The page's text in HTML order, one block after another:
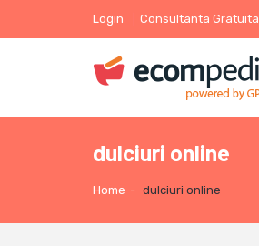
Login Consultanta Gratuita
dulciuri online
Home - dulciuri online